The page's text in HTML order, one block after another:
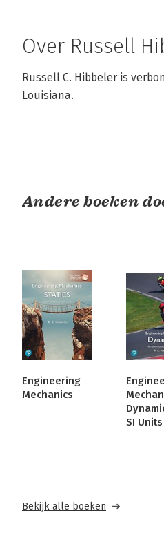
Over Russell
Russell C. Hibbeler is
Louisiana.
Andere boeken
Engineering
Mechanics
SI Units
Bekijk alle boeken